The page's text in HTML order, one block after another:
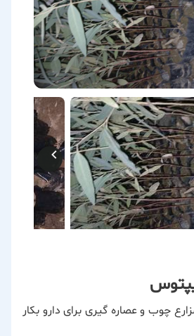
چوب و عصاره گیری برای دارو بکار